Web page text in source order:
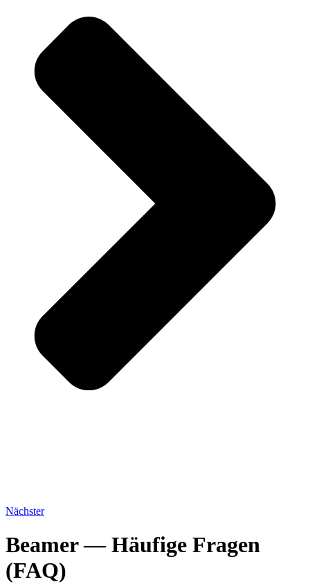
Nächster
Beamer — Häufige Fragen
(FAQ)